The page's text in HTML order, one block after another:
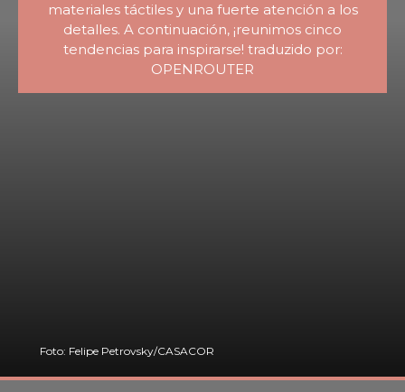
materiales táctiles y una fuerte atención a los
detalles. A continuación, ¡reunimos cinco
tendencias para inspirarse! traduzido por:
OPENROUTER
Foto: Felipe Petrovsky/CASACOR